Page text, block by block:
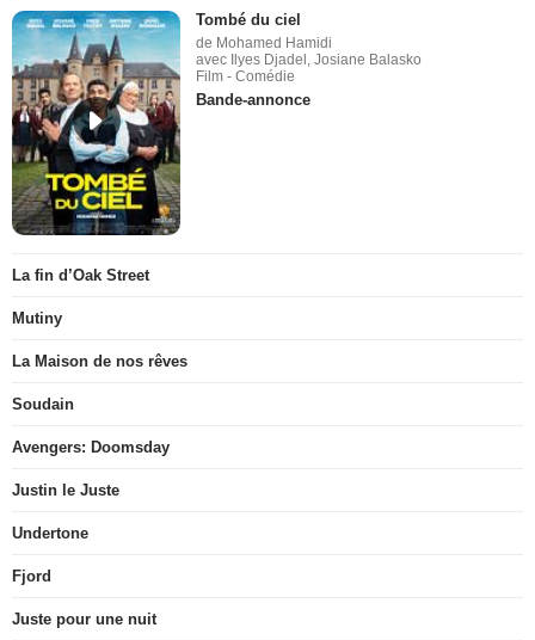
Tombé du ciel
de Mohamed Hamidi
avec Ilyes Djadel, Josiane Balasko
Film - Comédie
Bande-annonce
La fin d’Oak Street
Mutiny
La Maison de nos rêves
Soudain
Avengers: Doomsday
Justin le Juste
Undertone
Fjord
Juste pour une nuit